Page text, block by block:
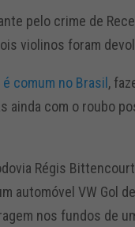
pelo crime de
violinos foram
comum no Brasil,
ainda com o roubo
Régis
automóvel VW Gol
nos fundos de